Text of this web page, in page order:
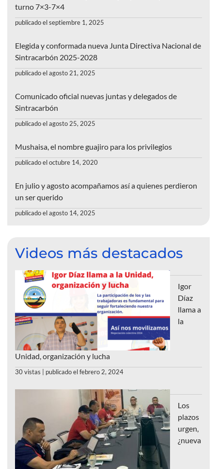
turno 7×3-7×4
publicado el septiembre 1, 2025
Elegida y conformada nueva Junta Directiva Nacional de
Sintracarbón 2025-2028
publicado el agosto 21, 2025
Comunicado oficial nuevas juntas y delegados de
Sintracarbón
publicado el agosto 25, 2025
Mushaisa, el nombre guajiro para los privilegios
publicado el octubre 14, 2020
En julio y agosto acompañamos así a quienes perdieron
un ser querido
publicado el agosto 14, 2025
Videos más destacados
Igor
Díaz
llama a
la
Unidad, organización y lucha
30 vistas publicado el febrero 2, 2024
Los
plazos
urgen,
¿nueva